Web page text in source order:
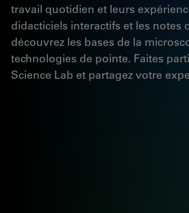
travail quotidien et leurs
didacticiels interactifs et les notes
découvrez les bases de la
technologies de pointe. Faites
Science Lab et partagez votre